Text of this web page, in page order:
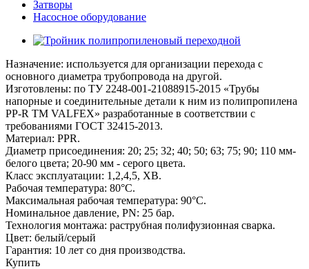
Затворы
Насосное оборудование
Назначение: используется для организации перехода с
основного диаметра трубопровода на другой.
Изготовлены: по ТУ 2248-001-21088915-2015 «Трубы
напорные и соединительные детали к ним из полипропилена
PP-R ТМ VALFEX» разработанные в соответствии с
требованиями ГОСТ 32415-2013.
Материал: PPR.
Диаметр присоединения: 20; 25; 32; 40; 50; 63; 75; 90; 110 мм-
белого цвета; 20-90 мм - серого цвета.
Класс эксплуатации: 1,2,4,5, ХВ.
Рабочая температура: 80°С.
Максимальная рабочая температура: 90°С.
Номинальное давление, PN: 25 бар.
Технология монтажа: раструбная полифузионная сварка.
Цвет: белый/серый
Гарантия: 10 лет со дня производства.
Купить